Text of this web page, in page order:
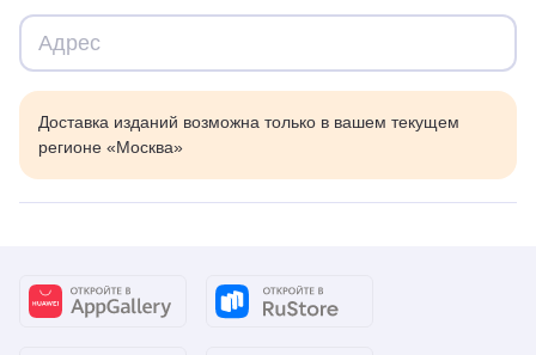
Доставка изданий возможна только в вашем текущем
регионе «Москва»